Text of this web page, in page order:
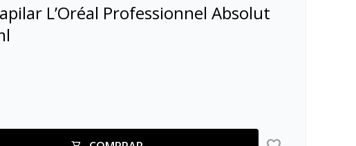
L’Oréal Professionnel Absolut